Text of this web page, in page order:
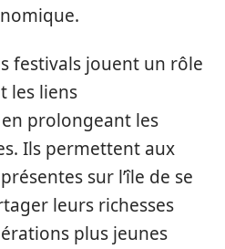
festivals jouent un rôle
les liens
prolongeant les
Ils permettent aux
sur l’île de se
leurs richesses
plus jeunes